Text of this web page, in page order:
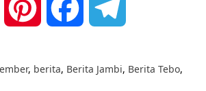
WhatsAppPinterest Facebook
, berita, Berita Jambi, Berita Tebo,